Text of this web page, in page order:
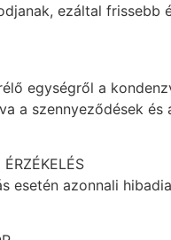
ezáltal frissebb
egységről a
a szennyeződések és
esetén azonnali